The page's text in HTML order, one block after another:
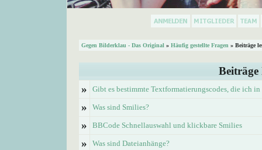
Gegen Bilderklau - Das Original » Häufig gestellte Fragen » Beiträge
Beiträge
»
Gibt es bestimmte Textformatierungscodes, die ich
» Was sind Smilies?
» BBCode Schnellauswahl und klickbare Smilies
» Was sind Dateianhänge?